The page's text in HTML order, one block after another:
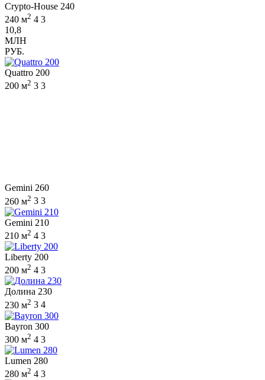
Crypto-House 240
240 м2 4 3
10,8
МЛН
РУБ.
Quattro 200
200 м2 3 3
Gemini 260
260 м2 3 3
Gemini 210
210 м2 4 3
Liberty 200
200 м2 4 3
Долина 230
230 м2 3 4
Bayron 300
300 м2 4 3
Lumen 280
280 м2 4 3